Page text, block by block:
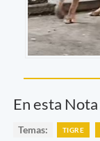
En esta Nota
Temas: TIGRE